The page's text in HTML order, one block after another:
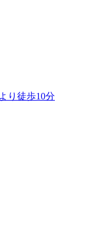
り徒歩10分